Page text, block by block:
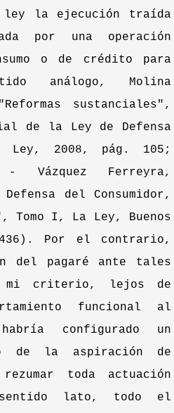
la ejecución traída
por una operación
o de crédito para
análogo, Molina
sustanciales",
de la Ley de Defensa
Ley, 2008, pág. 105;
- Vázquez Ferreyra,
del Consumidor,
Tomo I, La Ley, Buenos
Por el contrario,
del pagaré ante tales
mi criterio, lejos de
funcional al
configurado un
de la aspiración de
toda actuación
lato, todo el